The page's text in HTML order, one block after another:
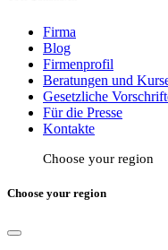
Firma
Blog
Firmenprofil
Beratungen und
Gesetzliche
Für die Presse
Kontakte
Choose your region
Choose your region